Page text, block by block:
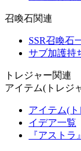
召喚石関連
SSR召喚石
サブ加護持
トレジャー関連
アイテム(トレジ
アイテム(
イデア一覧
『アスト